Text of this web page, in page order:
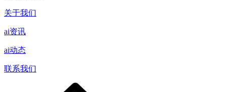
关于我们
ai资讯
ai动态
联系我们